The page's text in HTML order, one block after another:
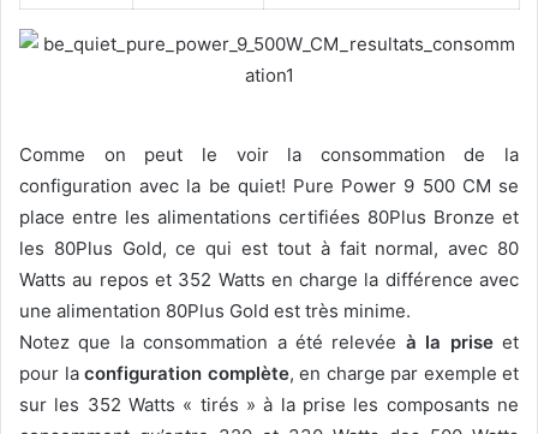
Comme on peut le voir la consommation de la
configuration avec la be quiet! Pure Power 9 500 CM se
place entre les alimentations certifiées 80Plus Bronze et
les 80Plus Gold, ce qui est tout à fait normal, avec 80
Watts au repos et 352 Watts en charge la différence avec
une alimentation 80Plus Gold est très minime.
Notez que la consommation a été relevée à la priseet
pour la configuration complète, en charge par exemple et
sur les 352 Watts « tirés » à la prise les composants ne